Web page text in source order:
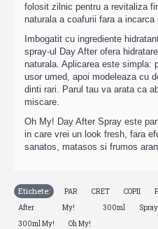
folosit zilnic pentru a revitaliza
naturala a coafurii fara a
Imbogatit cu ingrediente
spray-ul Day After ofera
naturala. Aplicarea este simpla:
usor umed, apoi modeleaza cu
dinti rari. Parul tau va arata ca
miscare.
Oh My! Day After Spray este
in care vrei un look fresh, fara
sanatos, matasos si frumos
Etichete: PAR CRET COPII
After My! 300ml
300ml My! Oh My!